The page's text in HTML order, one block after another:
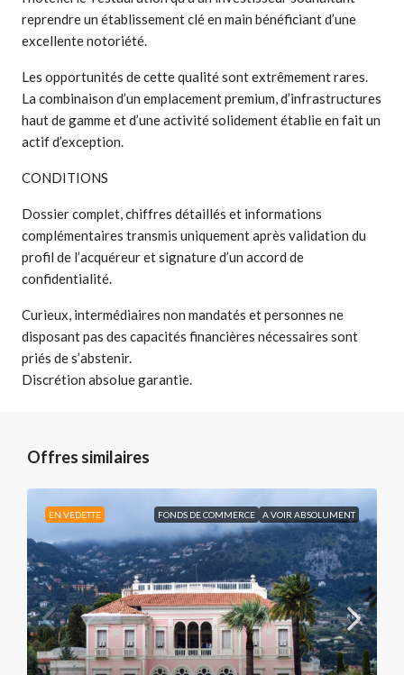
reprendre un établissement clé en main bénéficiant d’une
excellente notoriété.
Les opportunités de cette qualité sont extrêmement rares.
La combinaison d’un emplacement premium, d’infrastructures
haut de gamme et d’une activité solidement établie en fait un
actif d’exception.
CONDITIONS
Dossier complet, chiffres détaillés et informations
complémentaires transmis uniquement après validation du
profil de l’acquéreur et signature d’un accord de
confidentialité.
Curieux, intermédiaires non mandatés et personnes ne
disposant pas des capacités financières nécessaires sont
priés de s’abstenir.
Discrétion absolue garantie.
Offres similaires
EN VEDETTE FONDS DE COMMERCE A VOIR ABSOLUMENT